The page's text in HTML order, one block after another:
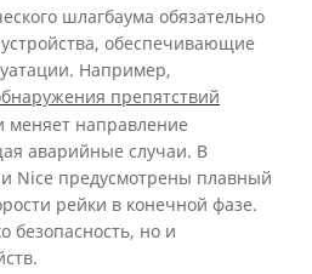
шлагбаума обязательно
обеспечивающие
Например,
препятствий
меняет направление
аварийные случаи. В
Nice предусмотрены плавный
рейки в конечной фазе.
безопасность, но и